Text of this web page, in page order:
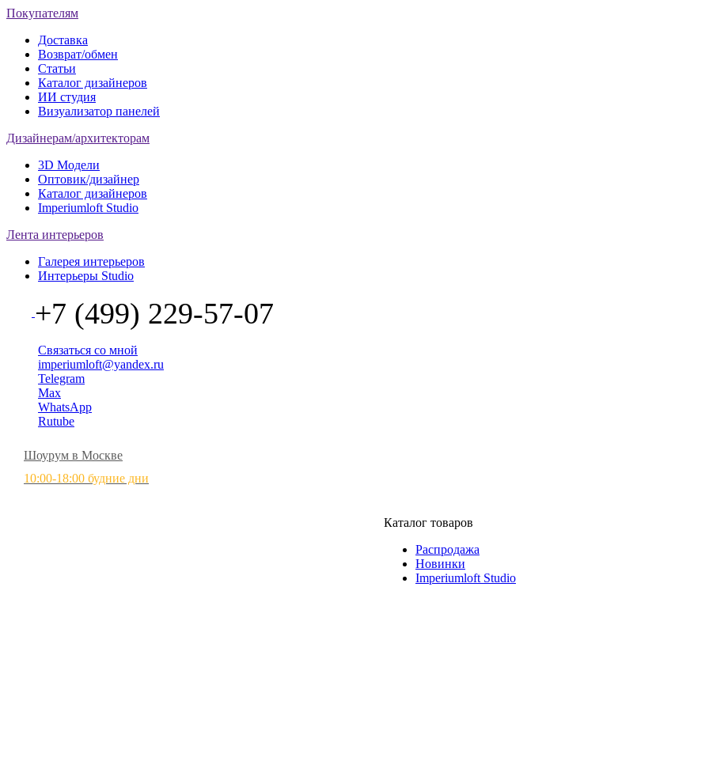
Покупателям
Доставка
Возврат/обмен
Статьи
Каталог дизайнеров
ИИ студия
Визуализатор панелей
Дизайнерам/архитекторам
3D Модели
Оптовик/дизайнер
Каталог дизайнеров
Imperiumloft Studio
Лента интерьеров
Галерея интерьеров
Интерьеры Studio
+7 (499) 229-57-07
Связаться со мной
imperiumloft@yandex.ru
Telegram
Max
WhatsApp
Rutube
Шоурум в Москве
10:00-18:00 будние дни
Каталог товаров
Распродажа
Новинки
Imperiumloft Studio